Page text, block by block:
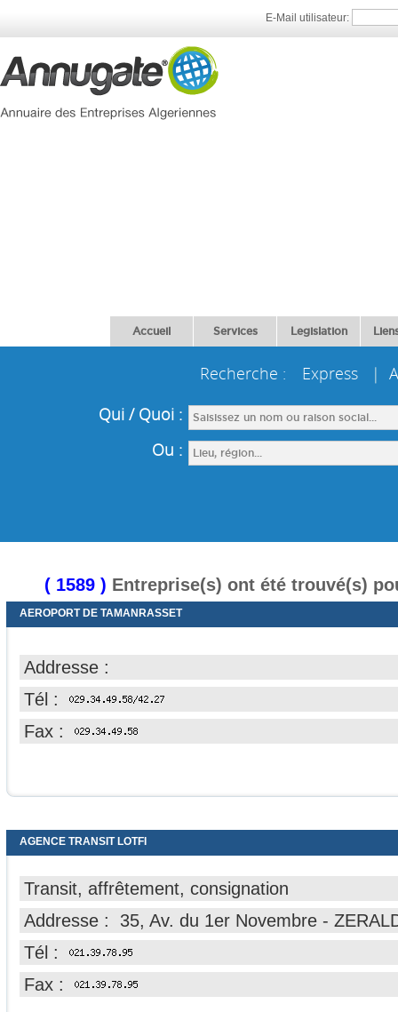
E-Mail utilisateur:
Accueil Services Legislation
( 1589 ) Entreprise(s) ont été trouvé(s)
AEROPORT DE TAMANRASSET
Addresse :
Tél :
Fax :
AGENCE TRANSIT LOTFI
Transit, affrêtement, consignation
Addresse : 35, Av. du 1er Novembre -
Tél :
Fax :